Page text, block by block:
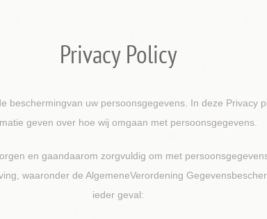
Privacy Policy
beschermingvan uw persoonsgegevens. In deze Privacy
geven over hoe wij omgaan met persoonsgegevens.
en gaandaarom zorgvuldig om met
waaronder de AlgemeneVerordening
ieder geval: